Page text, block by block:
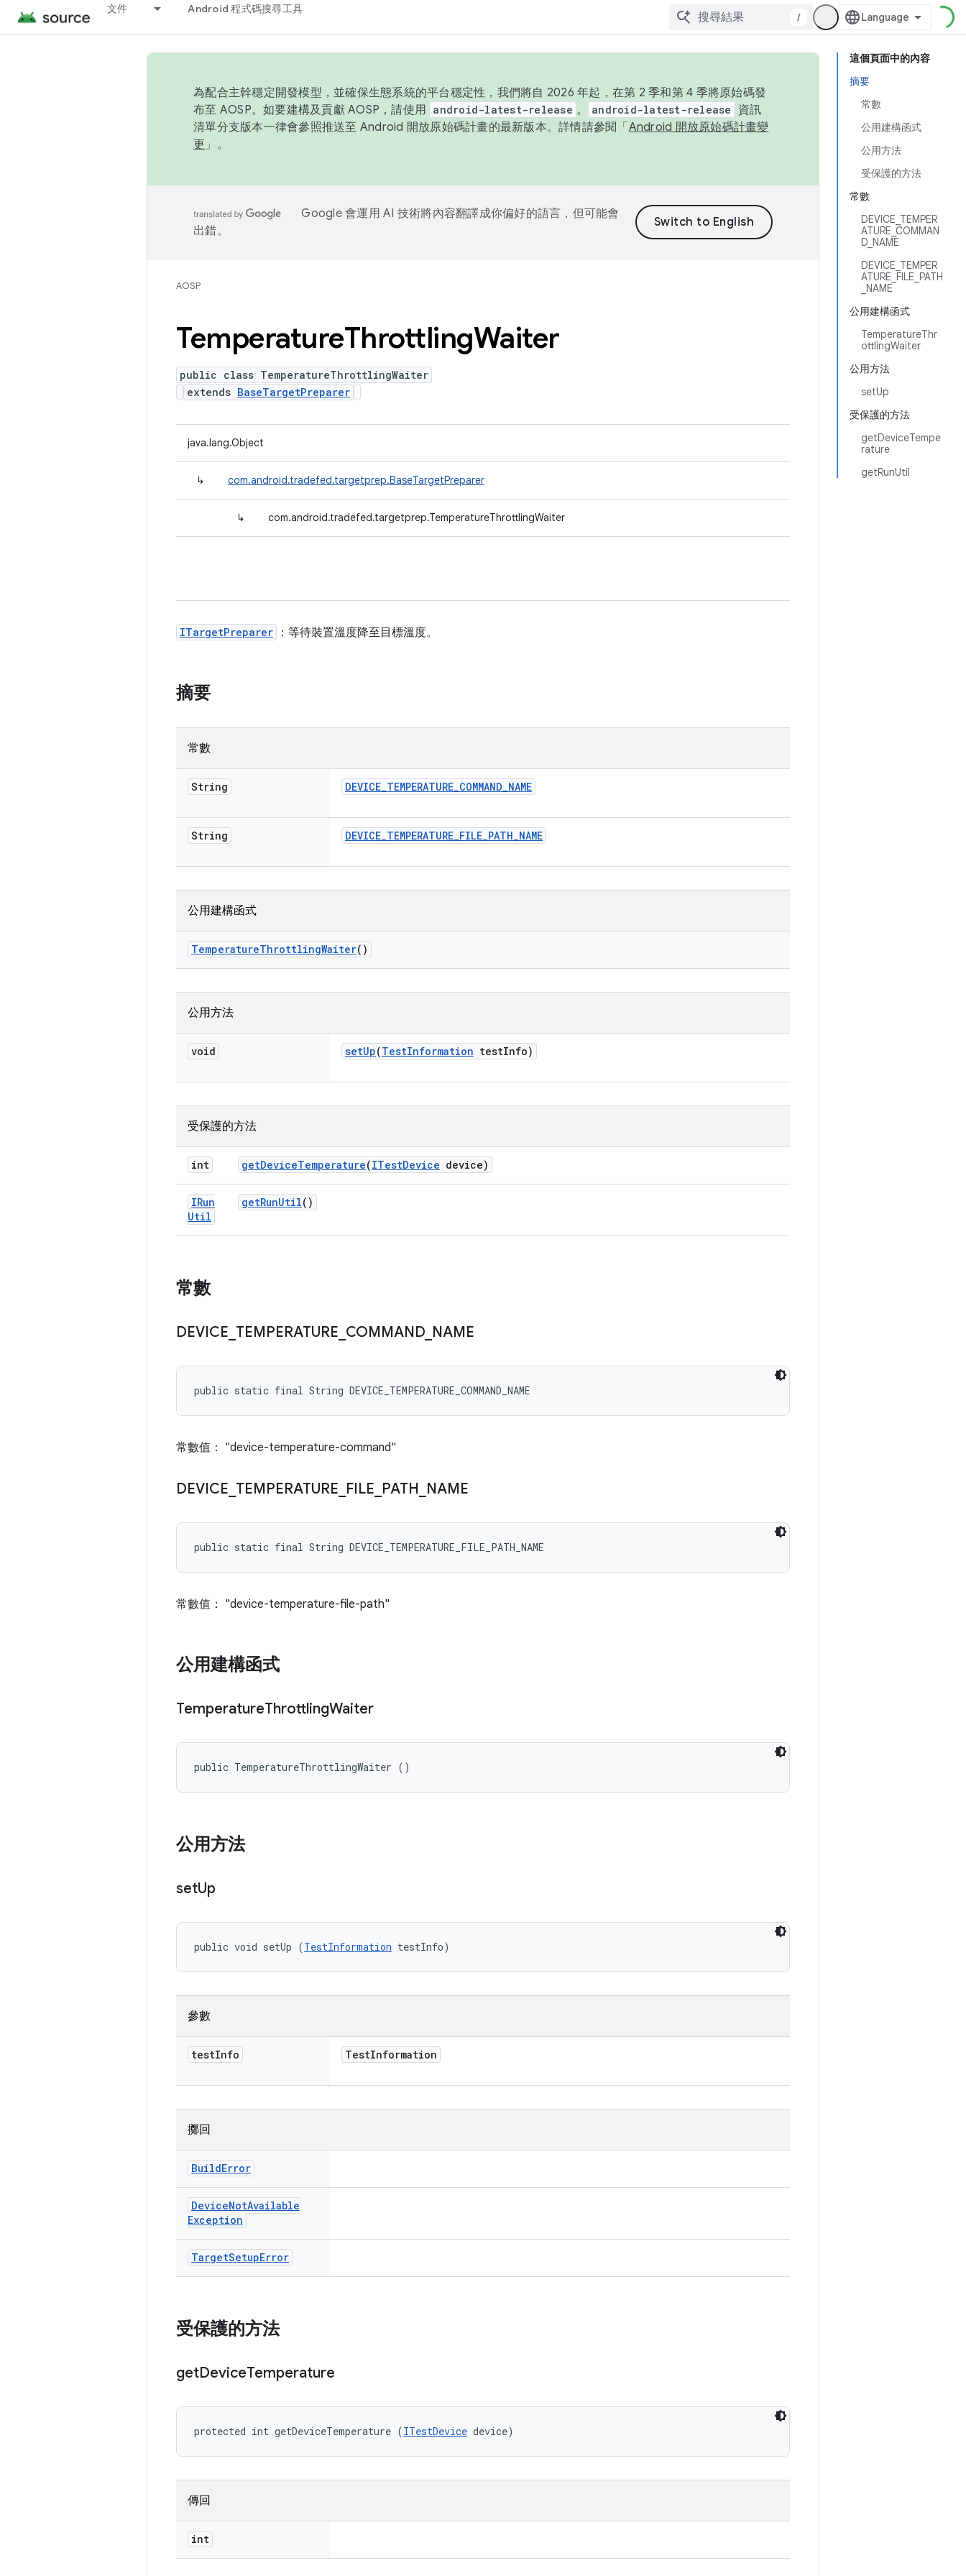
文件 Android 程式碼搜尋工具
/
這個頁面中的內容
摘要
常數
公用建構函式
公用方法
受保護的方法
常數
DEVICE_TEMPER
ATURE_COMMAN
D_NAME
DEVICE_TEMPER
ATURE_FILE_PATH
_NAME
公用建構函式
TemperatureThr
ottlingWaiter
公用方法
setUp
受保護的方法
getDeviceTempe
rature
getRunUtil
為配合主幹穩定開發模型，並確保生態系統的平台穩定性，我們將自 2026 年起，在第 2 季和第 4 季將原始碼發
布至 AOSP。如要建構及貢獻 AOSP，請使用 android-latest-release 。 android-latest-release
資訊
清單分支版本一律會參照推送至 Android 開放原始碼計畫的最新版本。詳情請參閱「 Android 開放原始碼計畫變
更 」。
Google 會運用 AI 技術將內容翻譯成你偏好的語言，但可能會
出錯。
AOSP
TemperatureThrottlingWaiter
public class TemperatureThrottlingWaiter
extends BaseTargetPreparer
java.lang.Object
↳ com.android.tradefed.targetprep.BaseTargetPreparer
↳ com.android.tradefed.targetprep.TemperatureThrottlingWaiter
ITargetPreparer ：等待裝置溫度降至目標溫度。
摘要
常數
String DEVICE_TEMPERATURE_COMMAND_NAME
String DEVICE_TEMPERATURE_FILE_PATH_NAME
公用建構函式
TemperatureThrottlingWaiter()
公用方法
void setUp(TestInformation testInfo)
受保護的方法
int getDeviceTemperature(ITestDevice device)
IRun
Util
getRunUtil()
常數
DEVICE TEMPERATURE COMMAND NAME
public static final String DEVICE_TEMPERATURE_COMMAND_NAME
常數值： "device-temperature-command"
DEVICE TEMPERATURE FILE PATH NAME
public static final String DEVICE_TEMPERATURE_FILE_PATH_NAME
常數值： "device-temperature-file-path"
公用建構函式
TemperatureThrottlingWaiter
public TemperatureThrottlingWaiter ()
公用方法
setUp
public void setUp (TestInformation testInfo)
參數
testInfo TestInformation
擲回
BuildError
DeviceNotAvailable
Exception
TargetSetupError
受保護的方法
getDeviceTemperature
protected int getDeviceTemperature (ITestDevice device)
傳回
int